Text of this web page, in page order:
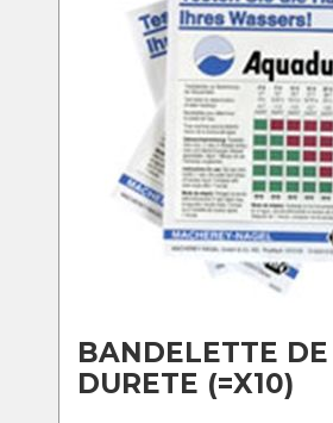
BANDELETTE DE
DURETE (=X10)